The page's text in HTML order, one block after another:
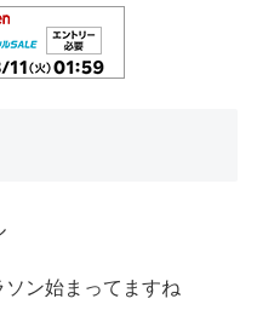
ン始まってますね